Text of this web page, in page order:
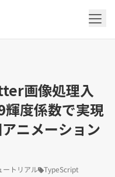
タグ一覧
アジャイル（15）
一覧
Docker（4）
ト（4）
（3）
クセス制御（1）
覧
のタグ一覧
）
SSG（9）
（25）
画像処理入
輝度係数で実現
ニメーション
ートリアル TypeScript